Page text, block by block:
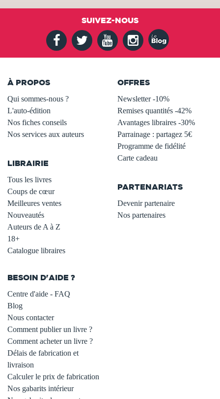
SUIVEZ-NOUS
À PROPOS
Qui sommes-nous ?
L'auto-édition
Nos fiches conseils
Nos services aux auteurs
LIBRAIRIE
Tous les livres
Coups de cœur
Meilleures ventes
Nouveautés
Auteurs de A à Z
18+
Catalogue libraires
OFFRES
Newsletter -10%
Remises quantités -42%
Avantages libraires -30%
Parrainage : partagez 5€
Programme de fidélité
Carte cadeau
PARTENARIATS
Devenir partenaire
Nos partenaires
BESOIN D'AIDE ?
Centre d'aide - FAQ
Blog
Nous contacter
Comment publier un livre ?
Comment acheter un livre ?
Délais de fabrication et
livraison
Calculer le prix de fabrication
Nos gabarits intérieur